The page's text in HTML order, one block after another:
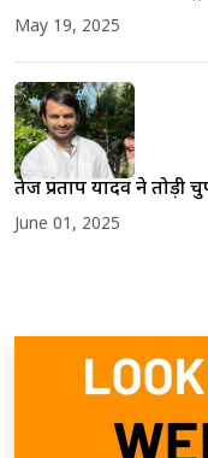
May 19, 2025
तेज प्रताप यादव ने तोड़ी
June 01, 2025